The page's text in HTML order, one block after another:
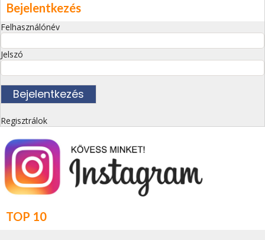
Bejelentkezés
Felhasználónév
Jelszó
Regisztrálok
TOP 10